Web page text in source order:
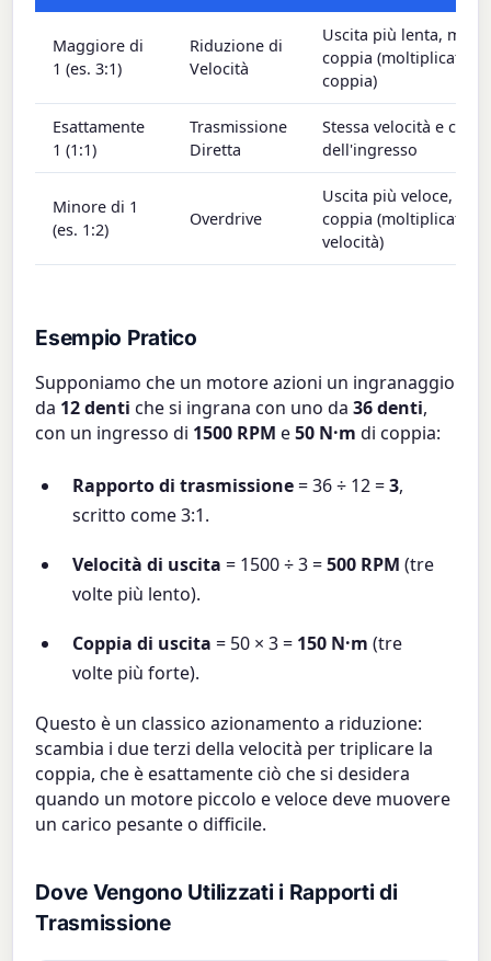
Maggiore di
1 (es. 3:1)
Riduzione di
Velocità
Uscita più lenta,
coppia (moltiplicatore
coppia)
Esattamente
1 (1:1)
Trasmissione
Diretta
Stessa velocità e
dell'ingresso
Minore di 1
(es. 1:2)
Overdrive
Uscita più veloce,
coppia (moltiplicatore
velocità)
Esempio Pratico
Supponiamo che un motore azioni un ingranaggio
da 12 denti che si ingrana con uno da36 denti,
con un ingresso di 1500 RPM e50 N·m di coppia:
Rapporto di trasmissione= 36 ÷ 12 =3,
scritto come 3:1.
Velocità di uscita = 1500 ÷ 3 =500 RPM (tre
volte più lento).
Coppia di uscita = 50 × 3 = 150 N·m (tre
volte più forte).
Questo è un classico azionamento a riduzione:
scambia i due terzi della velocità per triplicare la
coppia, che è esattamente ciò che si desidera
quando un motore piccolo e veloce deve muovere
un carico pesante o difficile.
Dove Vengono Utilizzati i Rapporti di
Trasmissione